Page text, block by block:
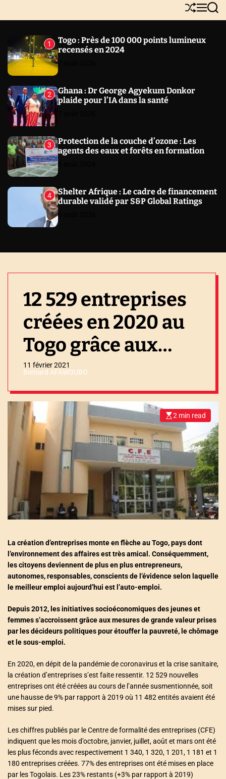
S
S
h
ff
l
M
e
S
e
1
Togo : Près de 100 000 points lumineux
recensés en 2024
2
Ghana : Dr George Agyekum Donkor
plaide pour l’IA dans la santé
3
Protection de la couche d’ozone : Les
agents des eaux et forêts en formation
4
Shelter Afrique : Le cadre de financement
durable validé par S&P Global Ratings
12 529 entreprises
créées en 2020 au
Togo grâce aux
réformes
socioéconomiques
judicieuses
11 février 2021
Bernard AFAWOUBO
E
s
t
m
a
e
e
d
t
i
2 min read
La création d’entreprises monte en flèche au Togo, pays dont
l’environnement des affaires est très amical. Conséquemment,
les citoyens deviennent de plus en plus entrepreneurs,
autonomes, responsables, conscients de l’évidence selon laquelle
le meilleur emploi aujourd’hui est l’auto-emploi.
Depuis 2012, les initiatives socioéconomiques des jeunes et
femmes s’accroissent grâce aux mesures de grande valeur prises
par les décideurs politiques pour étouffer la pauvreté, le chômage
et le sous-emploi.
En 2020, en dépit de la pandémie de coronavirus et la crise sanitaire,
la création d’entreprises s’est faite ressentir. 12 529 nouvelles
entreprises ont été créées au cours de l’année susmentionnée, soit
une hausse de 9% par rapport à 2019 où 11 482 entités avaient été
mises sur pied.
Les chiffres publiés par le Centre de formalité des entreprises (CFE)
indiquent que les mois d’octobre, janvier, juillet, août et mars ont été
les plus féconds avec respectivement 1 340, 1 320, 1 201, 1 181 et 1
180 entreprises créées. 77% des entreprises ont été mises en place
par les Togolais. Les 23% restants (+3% par rapport à 2019)